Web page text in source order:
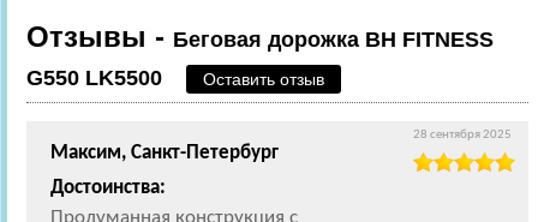
Отзывы - Беговая дорожка BH FITNESS
G550 LK5500
Оставить отзыв
Максим, Санкт-Петербург
Достоинства:
Продуманная конструкция с
28 сентября 2025